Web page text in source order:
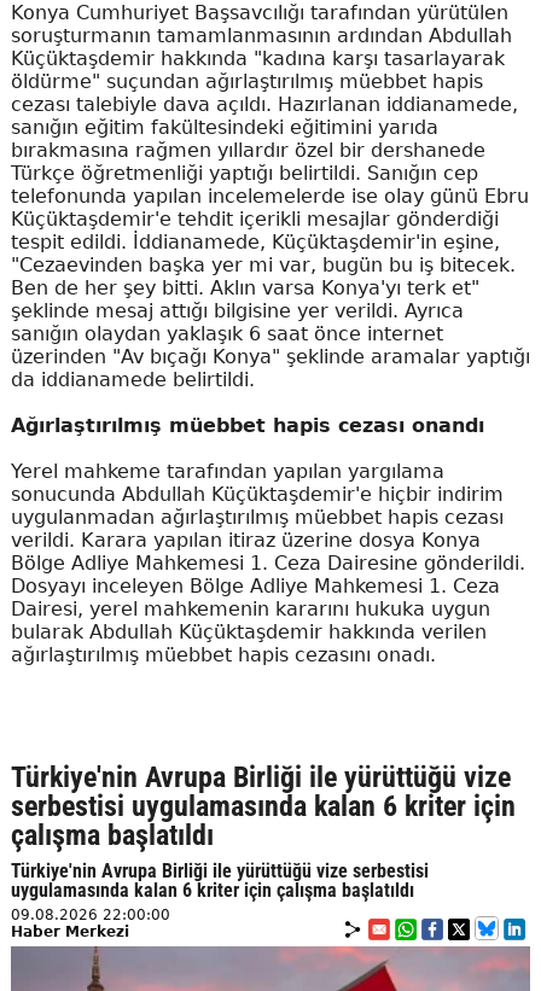
Konya Cumhuriyet Başsavcılığı tarafından yürütülen
soruşturmanın tamamlanmasının ardından Abdullah
Küçüktaşdemir hakkında "kadına karşı tasarlayarak
öldürme" suçundan ağırlaştırılmış müebbet hapis
cezası talebiyle dava açıldı. Hazırlanan iddianamede,
sanığın eğitim fakültesindeki eğitimini yarıda
bırakmasına rağmen yıllardır özel bir dershanede
Türkçe öğretmenliği yaptığı belirtildi. Sanığın cep
telefonunda yapılan incelemelerde ise olay günü Ebru
Küçüktaşdemir'e tehdit içerikli mesajlar gönderdiği
tespit edildi. İddianamede, Küçüktaşdemir'in eşine,
"Cezaevinden başka yer mi var, bugün bu iş bitecek.
Ben de her şey bitti. Aklın varsa Konya'yı terk et"
şeklinde mesaj attığı bilgisine yer verildi. Ayrıca
sanığın olaydan yaklaşık 6 saat önce internet
üzerinden "Av bıçağı Konya" şeklinde aramalar yaptığı
da iddianamede belirtildi.
Ağırlaştırılmış müebbet hapis cezası onandı
Yerel mahkeme tarafından yapılan yargılama
sonucunda Abdullah Küçüktaşdemir'e hiçbir indirim
uygulanmadan ağırlaştırılmış müebbet hapis cezası
verildi. Karara yapılan itiraz üzerine dosya Konya
Bölge Adliye Mahkemesi 1. Ceza Dairesine gönderildi.
Dosyayı inceleyen Bölge Adliye Mahkemesi 1. Ceza
Dairesi, yerel mahkemenin kararını hukuka uygun
bularak Abdullah Küçüktaşdemir hakkında verilen
ağırlaştırılmış müebbet hapis cezasını onadı.
Türkiye'nin Avrupa Birliği ile yürüttüğü vize
serbestisi uygulamasında kalan 6 kriter için
çalışma başlatıldı
Türkiye'nin Avrupa Birliği ile yürüttüğü vize serbestisi
uygulamasında kalan 6 kriter için çalışma başlatıldı
09.08.2026 22:00:00
Haber Merkezi